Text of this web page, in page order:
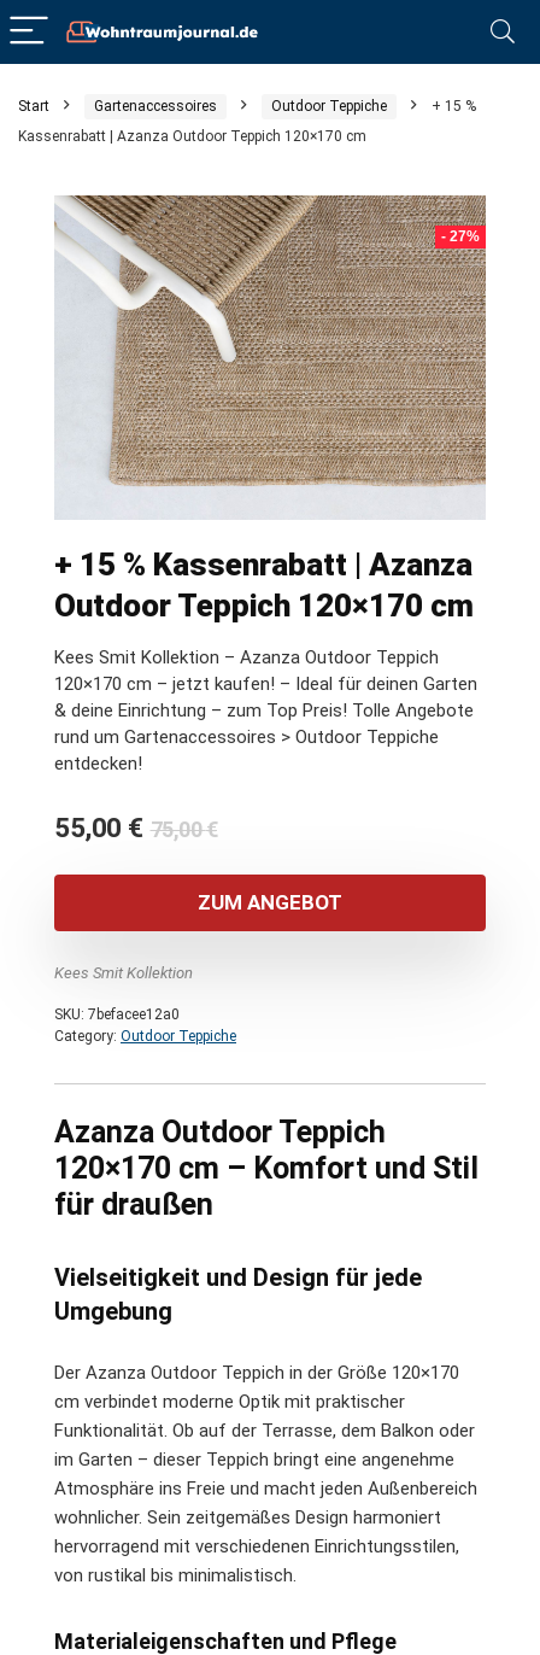
Start Gartenaccessoires Outdoor Teppiche
+ 15 %
Kassenrabatt | Azanza Outdoor Teppich 120×170 cm
- 27%
+ 15 % Kassenrabatt | Azanza
Outdoor Teppich 120×170 cm
Kees Smit Kollektion – Azanza Outdoor Teppich
120×170 cm – jetzt kaufen! – Ideal für deinen Garten
& deine Einrichtung – zum Top Preis! Tolle Angebote
rund um Gartenaccessoires > Outdoor Teppiche
entdecken!
75,00€Ursprünglicher
war:
75,00 €
55,00 €
Aktueller
ist:
55,00 €.
ZUM ANGEBOT
Kees Smit Kollektion
SKU: 7befacee12a0
Category: Outdoor Teppiche
Azanza Outdoor Teppich
120×170 cm – Komfort und Stil
für draußen
Vielseitigkeit und Design für jede
Umgebung
Der Azanza Outdoor Teppich in der Größe 120×170
cm verbindet moderne Optik mit praktischer
Funktionalität. Ob auf der Terrasse, dem Balkon oder
im Garten – dieser Teppich bringt eine angenehme
Atmosphäre ins Freie und macht jeden Außenbereich
wohnlicher. Sein zeitgemäßes Design harmoniert
hervorragend mit verschiedenen Einrichtungsstilen,
von rustikal bis minimalistisch.
Materialeigenschaften und Pflege